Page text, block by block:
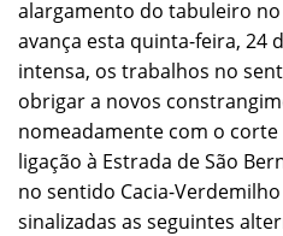
alargamento do tabuleiro
avança esta quinta-feira, 24
intensa, os trabalhos no
obrigar a novos
nomeadamente com o
ligação à Estrada de São
no sentido Cacia-
sinalizadas as seguintes